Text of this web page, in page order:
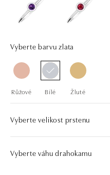
Vyberte barvu zlata
Růžové Bílé Žluté
Vyberte velikost prstenu
Vyberte váhu drahokamu